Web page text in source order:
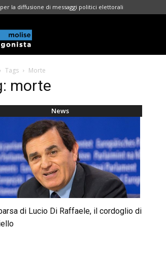
la diffusione di messaggi politici elettorali
Protagonista
Tags Morte
morte
News
di Lucio Di Raffaele, il cordoglio di